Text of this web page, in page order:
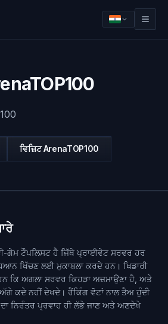
ਵਿਜ਼ਿਟ ArenaTOP100
ਗੇਮ ਟੌਪਲਿਸਟ ਹੈ ਜਿੱਥੇ ਪ੍ਰਾਈਵੇਟ ਸਰਵਰ ਹਰ
ਖਿੱਚਣ ਲਈ ਮੁਕਾਬਲਾ ਕਰਦੇ ਹਨ। ਖਿਡਾਰੀ
ਕਿ ਅਗਲਾ ਸਰਵਰ ਕਿਹੜਾ ਅਜ਼ਮਾਉਣਾ ਹੈ, ਅਤੇ
ਕਦੇ ਨਹੀਂ ਦੇਖਦੇ। ਰੈਂਕਿੰਗ ਵੋਟਾਂ ਨਾਲ ਤੈਅ ਹੁੰਦੀ
ਨਿਰੰਤਰ ਪ੍ਰਵਾਹ ਹੀ ਲੱਭੇ ਜਾਣ ਅਤੇ ਅਣਦੇਖੇ